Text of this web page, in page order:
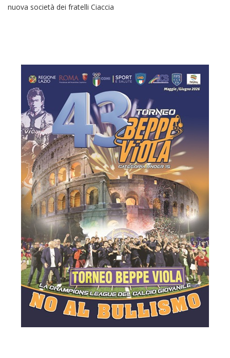
nuova società dei fratelli Ciaccia